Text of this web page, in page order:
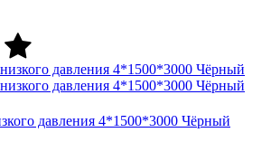
давления 4*1500*3000 Чёрный